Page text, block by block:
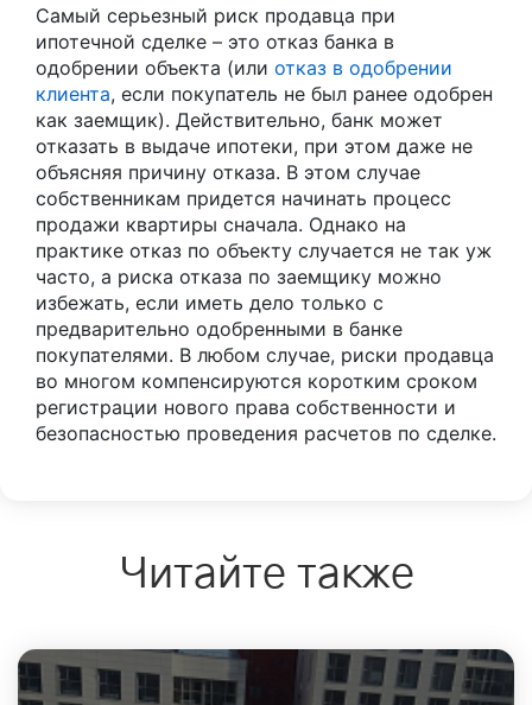
Самый серьезный риск продавца при
ипотечной сделке – это отказ банка в
одобрении объекта (или отказ в одобрении
клиента, если покупатель не был ранее одобрен
как заемщик). Действительно, банк может
отказать в выдаче ипотеки, при этом даже не
объясняя причину отказа. В этом случае
собственникам придется начинать процесс
продажи квартиры сначала. Однако на
практике отказ по объекту случается не так уж
часто, а риска отказа по заемщику можно
избежать, если иметь дело только с
предварительно одобренными в банке
покупателями. В любом случае, риски продавца
во многом компенсируются коротким сроком
регистрации нового права собственности и
безопасностью проведения расчетов по сделке.
Читайте также